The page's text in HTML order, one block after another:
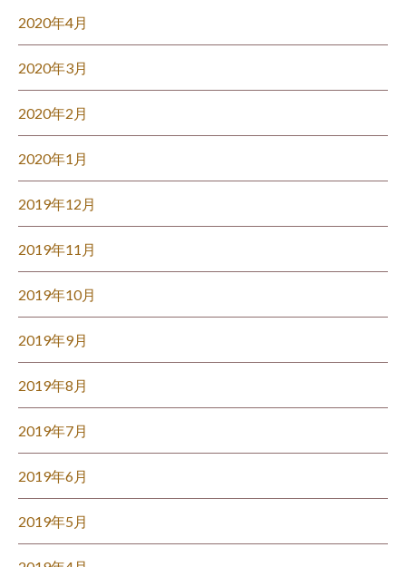
2020年4月
2020年3月
2020年2月
2020年1月
2019年12月
2019年11月
2019年10月
2019年9月
2019年8月
2019年7月
2019年6月
2019年5月